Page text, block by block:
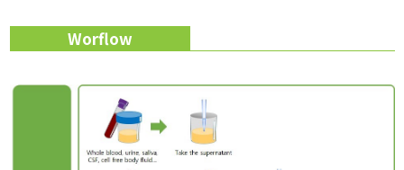
Worflow